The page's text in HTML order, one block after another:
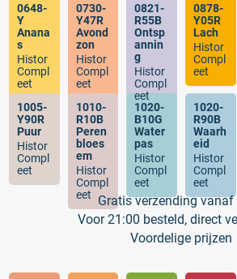
0648-
Y
Anana
s
Histor
Compl
eet
0730-
Y47R
Avond
zon
Histor
Compl
eet
0821-
R55B
Ontsp
annin
g
Histor
Compl
eet
0878-
Y05R
Lach
Histor
Compl
eet
1005-
Y90R
Puur
Histor
Compl
eet
1010-
R10B
Peren
bloes
em
Histor
Compl
eet
1020-
B10G
Water
pas
Histor
Compl
eet
1020-
R90B
Waarh
eid
Histor
Compl
eet
Gratis verzending vanaf
Voor 21:00 besteld, direct
Voordelige prijzen